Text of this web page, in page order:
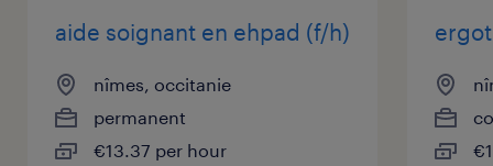
aide soignant en ehpad (f/h)
nîmes, occitanie
permanent
€13.37 per hour